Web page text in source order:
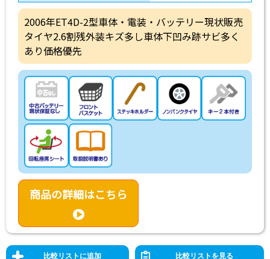
2006年ET4D-2型車体・電装・バッテリー現状販売
タイヤ2.6割残外装キズ多し車体下凹み跡サビ多く
あり価格優先
商品の詳細はこちら